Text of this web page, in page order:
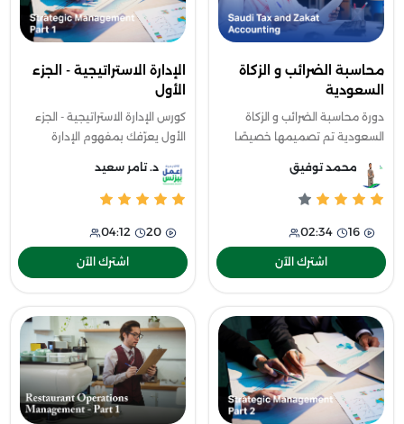
محاسبة الضرائب و الزكاة
السعودية
دورة محاسبة الضرائب و الزكاة
السعودية تم تصميمها خصيصًا
العملية اللازمة للتعامل بثقة مع
الالتزامات الضريبية والزكاة، مما يج
محمد توفيق
16
02:34
اشترك الآن
الإدارة الاستراتيجية - الجزء
الأول
كورس الإدارة الاستراتيجية - الجزء
الأول يعرّفك بمفهوم الإدارة
لضمان نجاح المؤسسات
واستمراريتها
د. تامر سعيد
20
04:12
اشترك الآن